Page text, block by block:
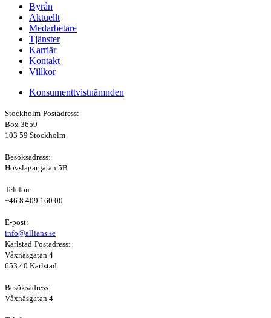
Byrån
Aktuellt
Medarbetare
Tjänster
Karriär
Kontakt
Villkor
Konsumenttvistnämnden
Stockholm Postadress:
Box 3659
103 59 Stockholm
Besöksadress:
Hovslagargatan 5B
Telefon:
+46 8 409 160 00
E-post:
info@allians.se
Karlstad Postadress:
Våxnäsgatan 4
653 40 Karlstad
Besöksadress:
Våxnäsgatan 4